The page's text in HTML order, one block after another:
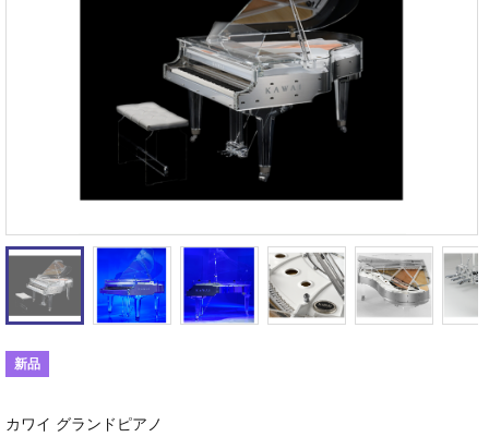
新品
カワイ グランドピアノ